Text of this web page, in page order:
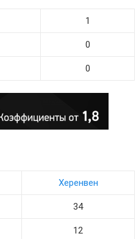
1
0
0
Херенвен
34
12